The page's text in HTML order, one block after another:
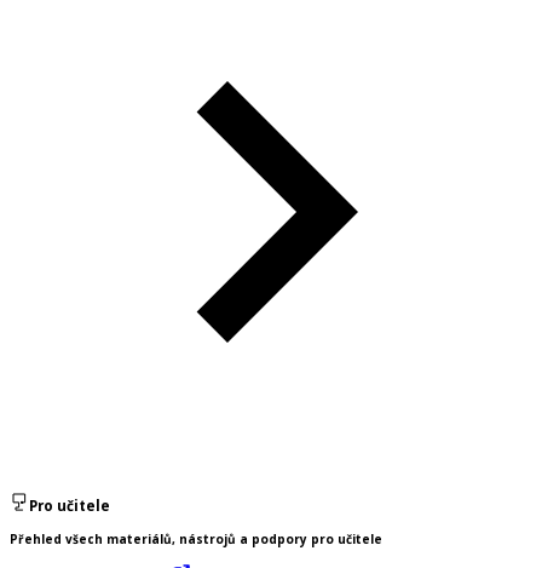
Pro učitele
Přehled všech materiálů, nástrojů a podpory pro učitele